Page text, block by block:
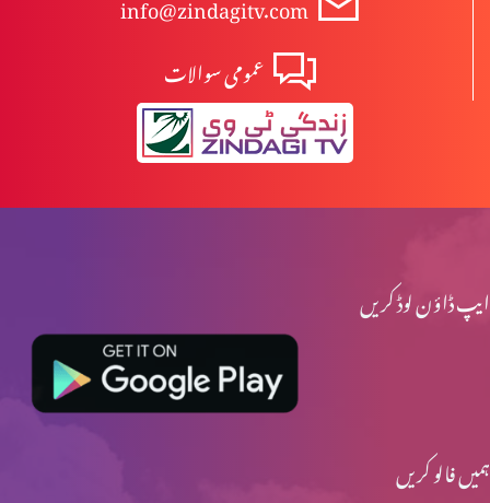
عمومی سوالات
ایپ ڈاؤن لوڈ کریں
ہمیں فالو کریں